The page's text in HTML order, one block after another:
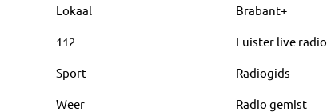
Lokaal
112
Sport
Weer
Brabant+
Luister live radio
Radiogids
Radio gemist